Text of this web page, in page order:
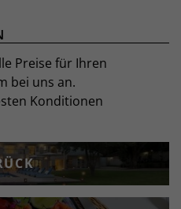
Preise für Ihren
bei uns an.
Konditionen